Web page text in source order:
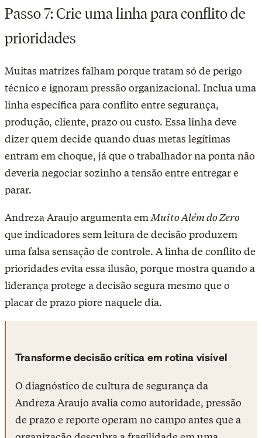
Passo 7: Crie uma linha para conflito de
prioridades
Muitas matrizes falham porque tratam só de perigo
técnico e ignoram pressão organizacional. Inclua uma
linha específica para conflito entre segurança,
produção, cliente, prazo ou custo. Essa linha deve
dizer quem decide quando duas metas legítimas
entram em choque, já que o trabalhador na ponta não
deveria negociar sozinho a tensão entre entregar e
parar.
Andreza Araujo argumenta em Muito Além do Zero
que indicadores sem leitura de decisão produzem
uma falsa sensação de controle. A linha de conflito de
prioridades evita essa ilusão, porque mostra quando a
liderança protege a decisão segura mesmo que o
placar de prazo piore naquele dia.
Transforme decisão crítica em rotina visível
O diagnóstico de cultura de segurança da
Andreza Araujo avalia como autoridade, pressão
de prazo e reporte operam no campo antes que a